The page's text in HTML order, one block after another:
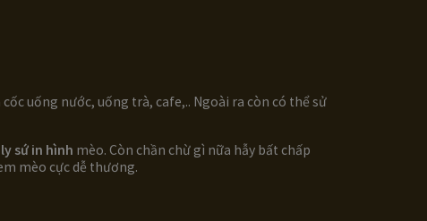
uống nước, uống trà, cafe,.. Ngoài ra còn có thể sử
ly sứ in hình mèo. Còn chần chừ gì nữa hẫy bất chấp
mèo cực dễ thương.